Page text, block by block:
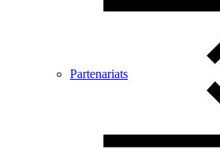
Partenariats